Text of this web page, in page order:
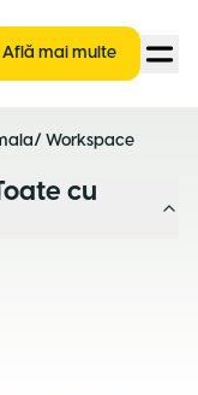
Află mai multe
/ Workspace
cu